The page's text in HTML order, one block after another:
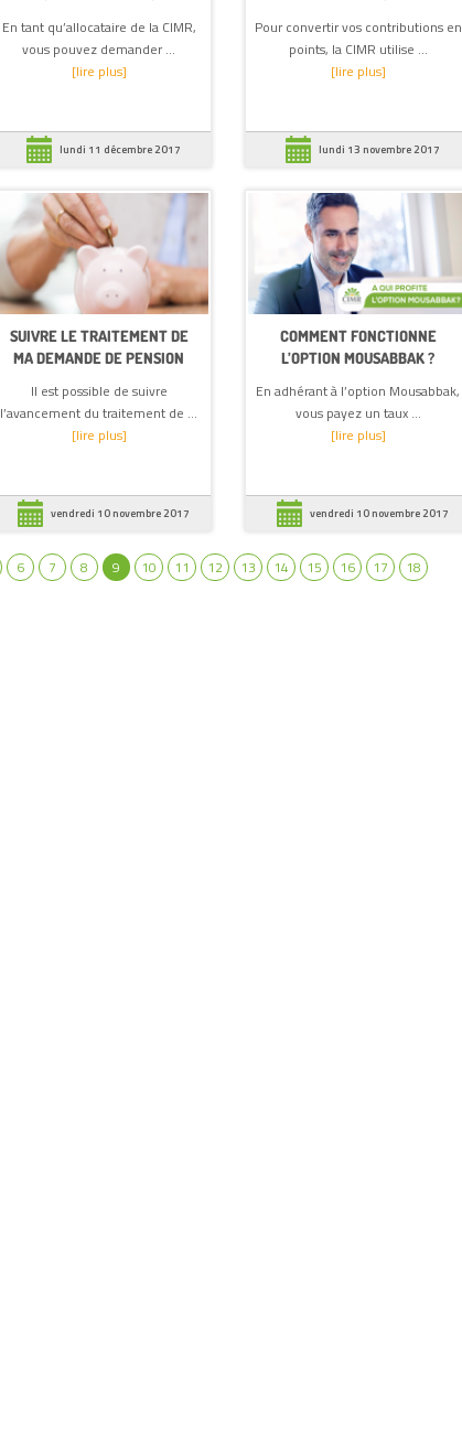
En tant qu’allocataire de la CIMR,
vous pouvez demander ...
[lire plus]
lundi 11 décembre 2017
Pour convertir vos contributions en
points, la CIMR utilise ...
[lire plus]
lundi 13 novembre 2017
SUIVRE LE TRAITEMENT DE
MA DEMANDE DE PENSION
Il est possible de suivre
l’avancement du traitement de ...
[lire plus]
vendredi 10 novembre 2017
COMMENT FONCTIONNE
L’OPTION MOUSABBAK ?
En adhérant à l’option Mousabbak,
vous payez un taux ...
[lire plus]
vendredi 10 novembre 2017
6 7 8 9 10 11 12 13 14 15 16 17
18